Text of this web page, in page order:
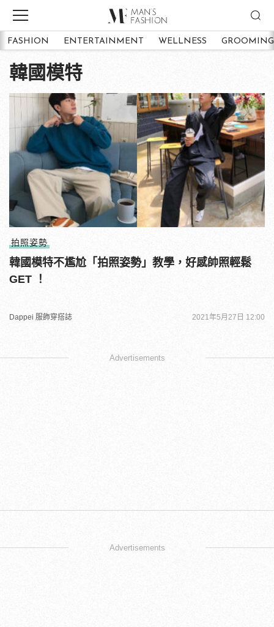
FASHION ENTERTAINMENT WELLNESS GROOMING
韓國模特
拍照姿勢
韓國模特不尷尬「拍照姿勢」教學，好感帥照輕鬆
GET ！
Dappei 服飾穿搭誌 2021年5月27日 12:00
Advertisements
Advertisements